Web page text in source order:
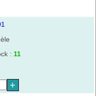
: 11
+